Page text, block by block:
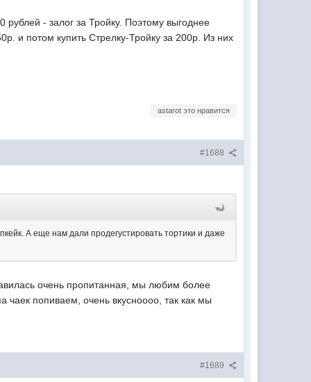
рублей - залог за Тройку. Поэтому выгоднее
и потом купить Стрелку-Тройку за 200р. Из них
astarot это нравится
#1688
А еще нам дали продегустировать тортики и даже
очень пропитанная, мы любим более
чаек попиваем, очень вкусноооо, так как мы
#1689